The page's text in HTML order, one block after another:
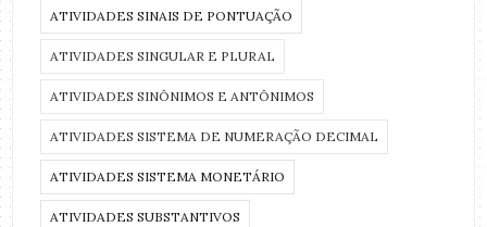
ATIVIDADES SINAIS DE PONTUAÇÃO
ATIVIDADES SINGULAR E PLURAL
ATIVIDADES SINÔNIMOS E ANTÔNIMOS
ATIVIDADES SISTEMA DE NUMERAÇÃO DECIMAL
ATIVIDADES SISTEMA MONETÁRIO
ATIVIDADES SUBSTANTIVOS